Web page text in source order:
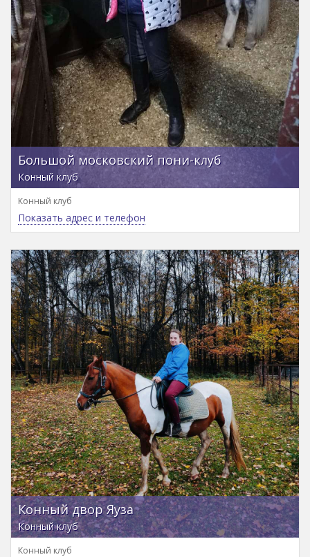
Большой московский пони-клуб
Конный клуб
Конный клуб
Показать адрес и телефон
Конный двор Яуза
Конный клуб
Конный клуб